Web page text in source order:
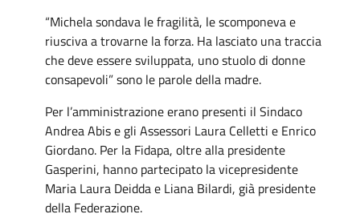
“Michela sondava le fragilità, le scomponeva e
riusciva a trovarne la forza. Ha lasciato una traccia
che deve essere sviluppata, uno stuolo di donne
consapevoli” sono le parole della madre.
Per l’amministrazione erano presenti il Sindaco
Andrea Abis e gli Assessori Laura Celletti e Enrico
Giordano. Per la Fidapa, oltre alla presidente
Gasperini, hanno partecipato la vicepresidente
Maria Laura Deidda e Liana Bilardi, già presidente
della Federazione.